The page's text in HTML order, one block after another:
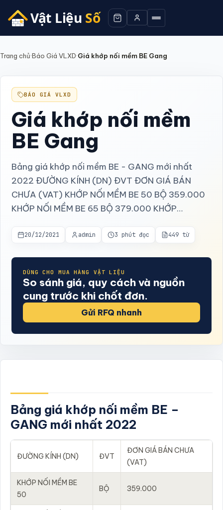
Trang chủ·Báo Giá VLXD·Giá khớp nối mềm BE Gang
BÁO GIÁ VLXD
Giá khớp nối mềm
BE Gang
Bảng giá khớp nối mềm BE - GANG mới nhất
2022 ĐƯỜNG KÍNH (DN) ĐVT ĐƠN GIÁ BÁN
CHƯA (VAT) KHỚP NỐI MỀM BE 50 BỘ 359.000
KHỚP NỐI MỀM BE 65 BỘ 379.000 KHỚP…
20/12/2021 admin 3 phút đọc 449 từ
DÙNG CHO MUA HÀNG VẬT LIỆU
So sánh giá, quy cách và nguồn
cung trước khi chốt đơn.
Gửi RFQ nhanh
Bảng giá khớp nối mềm BE –
GANG mới nhất 2022
ĐƯỜNG KÍNH (DN) ĐVT
ĐƠN GIÁ BÁN CHƯA
(VAT)
KHỚP NỐI MỀM BE
50
BỘ 359.000